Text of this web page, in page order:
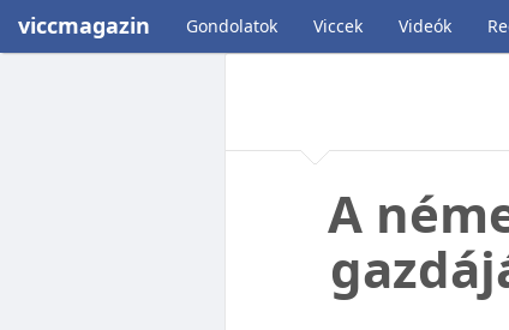
viccmagazin Gondolatok Viccek Videók
A